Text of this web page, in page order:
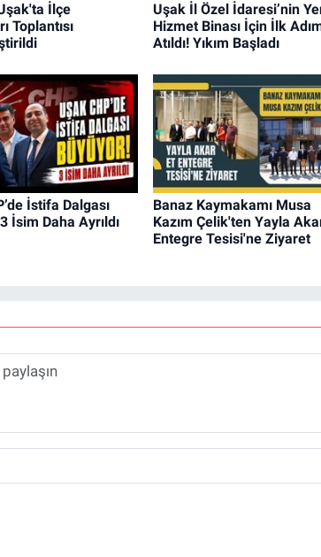
İlçe
Toplantısı
Uşak İl Özel İdaresi’nin
Hizmet Binası İçin İlk
Atıldı! Yıkım Başladı
İstifa Dalgası
İsim Daha Ayrıldı
Banaz Kaymakamı Musa
Kazım Çelik'ten Yayla
Entegre Tesisi'ne Ziyaret